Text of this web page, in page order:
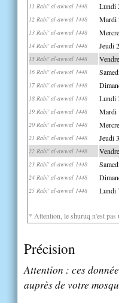
11 Rabi' al-awwal 1448 Lundi
12 Rabi' al-awwal 1448 Mardi
13 Rabi' al-awwal 1448
14 Rabi' al-awwal 1448 Jeudi
15 Rabi' al-awwal 1448
16 Rabi' al-awwal 1448
17 Rabi' al-awwal 1448
18 Rabi' al-awwal 1448 Lundi
19 Rabi' al-awwal 1448 Mardi
20 Rabi' al-awwal 1448
21 Rabi' al-awwal 1448 Jeudi
22 Rabi' al-awwal 1448
23 Rabi' al-awwal 1448
24 Rabi' al-awwal 1448
25 Rabi' al-awwal 1448 Lundi
* Attention, le shuruq n'est pas
Précision
Attention : ces
auprès de votre